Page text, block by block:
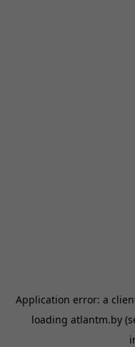
Application error: a
loading atlantm.by